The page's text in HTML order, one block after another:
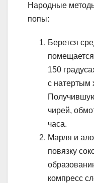
Народные
попы:
Берется
150
с натертым
чирей,
часа.
Марля и
повязку
компресс